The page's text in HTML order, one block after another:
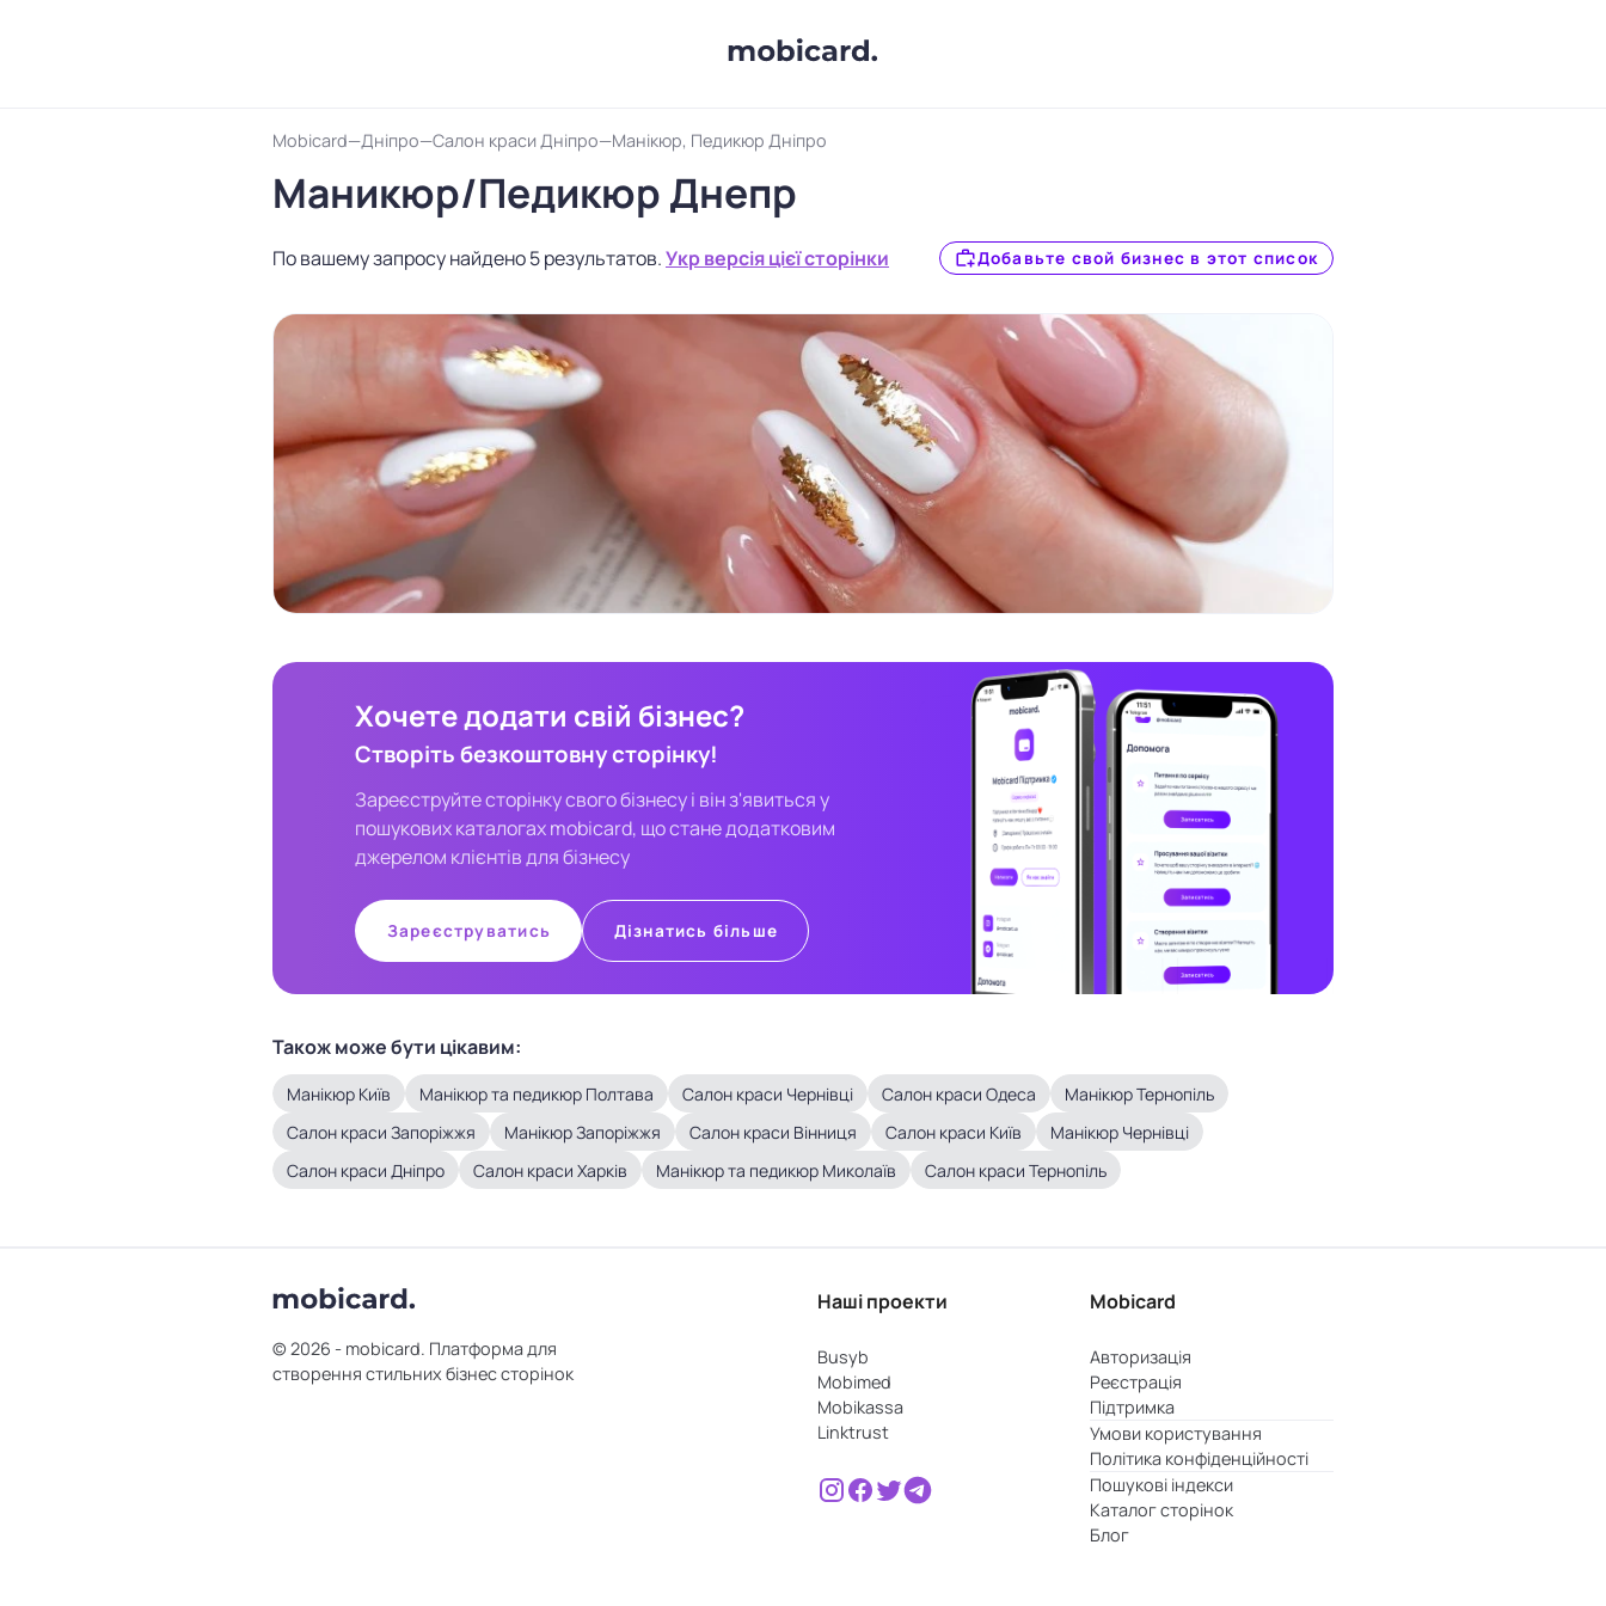
Mobicard Дніпро Салон краси Дніпро Манікюр, Педикюр Дніпро
Маникюр/Педикюр Днепр
По вашему запросу найдено 5 результатов.Укр версія цієї сторінки Добавьте свой бизнес в этот список
Також може бути цікавим:
Манікюр Київ Манікюр та педикюр Полтава Салон краси Чернівці Салон краси Одеса
Манікюр Тернопіль
Салон краси Запоріжжя
Манікюр Запоріжжя Салон краси Вінниця Салон краси Київ
Манікюр Чернівці
Салон краси Дніпро
Салон краси Харків Манікюр та педикюр Миколаїв Салон краси Тернопіль
Хочете додати свій бізнес?
Створіть безкоштовну сторінку!
Зареєструйте сторінку свого бізнесу і він з'явиться у
пошукових каталогах mobicard, що стане додатковим
джерелом клієнтів для бізнесу
Зареєструватись Дізнатись більше
© 2026 - mobicard. Платформа для
створення стильних бізнес сторінок
Наші проекти
Busyb
Mobimed
Mobikassa
Linktrust
Mobicard
Авторизація
Реєстрація
Підтримка
Умови користування
Політика конфіденційності
Пошукові індекси
Каталог сторінок
Блог